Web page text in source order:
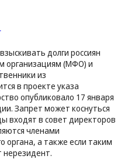
долги россиян
организациям (МФО) и
из
в проекте указа
опубликовало 17 января
Запрет может коснуться
входят в совет директоров
членами
органа, а также если таким
нерезидент.